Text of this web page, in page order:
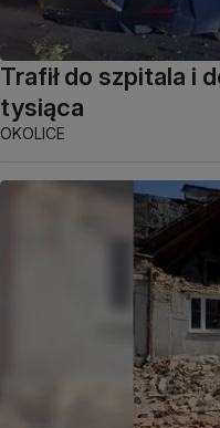
Trafił do szpitala i
tysiąca
OKOLICE